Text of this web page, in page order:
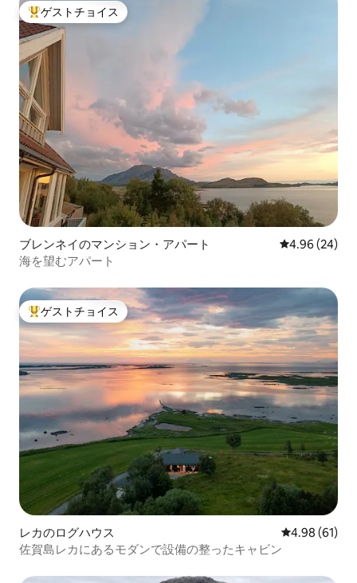
大好評のゲストチョイスです。
ゲストチョイス
ブレンネイのマンション・アパート レビュー24
4.96 (24)
海を望むアパート
大好評のゲストチョイスです。
ゲストチョイス
レカのログハウス レビュー61
4.98 (61)
佐賀島レカにあるモダンで設備の整ったキャビン